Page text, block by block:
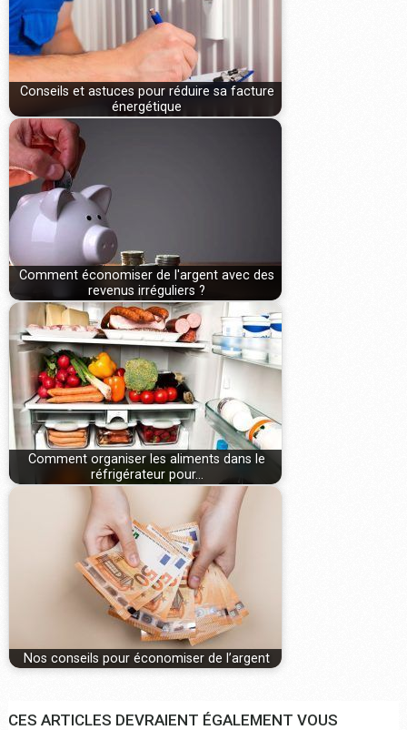
Conseils et astuces pour réduire sa facture
énergétique
Comment économiser de l'argent avec des
revenus irréguliers ?
Comment organiser les aliments dans le
réfrigérateur pour…
Nos conseils pour économiser de l’argent
CES ARTICLES DEVRAIENT ÉGALEMENT VOUS